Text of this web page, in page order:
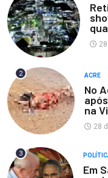
2 ACRE
No
na
28
3
Em